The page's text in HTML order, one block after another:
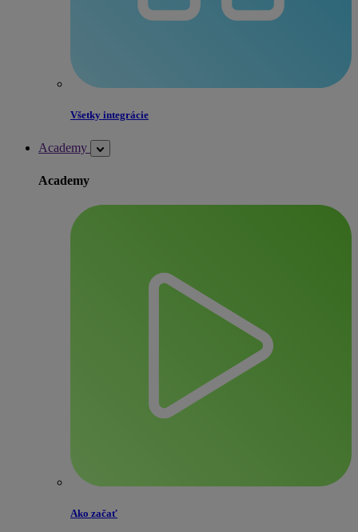
Všetky integrácie
Academy
Academy
Ako začať